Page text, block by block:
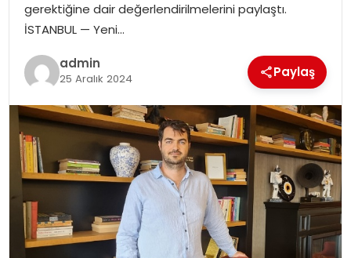
TEKNOLOJI
EKONOMI
gerektiğine dair değerlendirilmelerini paylaştı.
İSTANBUL — Yeni…
admin
25 Aralık 2024 Paylaş